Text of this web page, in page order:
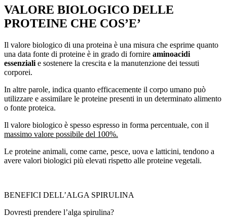
VALORE BIOLOGICO DELLE
PROTEINE CHE COS’E’
Il valore biologico di una proteina è una misura che esprime quanto
una data fonte di proteine è in grado di fornire aminoacidi
essenziali e sostenere la crescita e la manutenzione dei tessuti
corporei.
In altre parole, indica quanto efficacemente il corpo umano può
utilizzare e assimilare le proteine presenti in un determinato alimento
o fonte proteica.
Il valore biologico è spesso espresso in forma percentuale, con il
massimo valore possibile del 100%.
Le proteine animali, come carne, pesce, uova e latticini, tendono a
avere valori biologici più elevati rispetto alle proteine vegetali.
BENEFICI DELL’ALGA SPIRULINA
Dovresti prendere l’alga spirulina?